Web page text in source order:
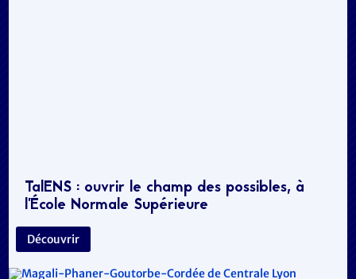
TalENS : ouvrir le champ des possibles, à
l’École Normale Supérieure
Découvrir